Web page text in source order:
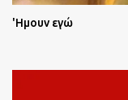
'Ημουν εγώ